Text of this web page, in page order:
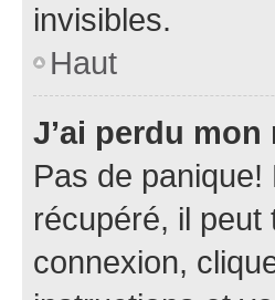
invisibles.
Haut
J’ai perdu
Pas de
récupéré, il peut
connexion,